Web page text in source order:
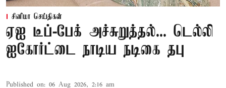
சினிமா செய்திகள்
ஏஐ டீப்-பேக் அச்சுறுத்தல்... டெல்லி
ஐகோர்ட்டை நாடிய நடிகை தபு
Published on: 06 Aug 2026, 2:16 am